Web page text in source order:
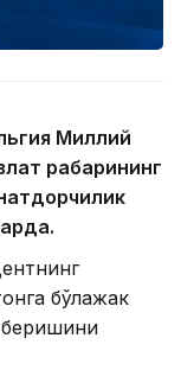
Миллий
раҳбарининг
бўлажак
беришини